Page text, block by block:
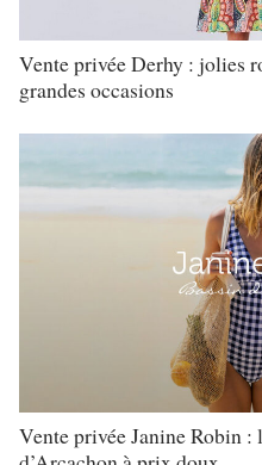
Vente privée Derhy : jolies
grandes occasions
Vente privée Janine Robin